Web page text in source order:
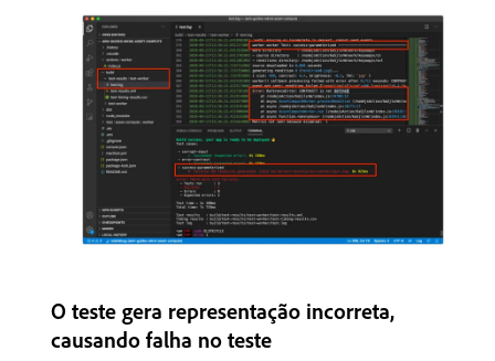
O teste gera representação incorreta,
causando falha no teste